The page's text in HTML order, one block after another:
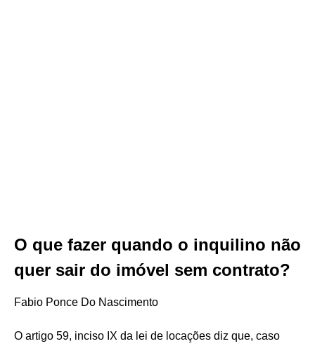
O que fazer quando o inquilino não
quer sair do imóvel sem contrato?
Fabio Ponce Do Nascimento
O artigo 59, inciso IX da lei de locações diz que, caso